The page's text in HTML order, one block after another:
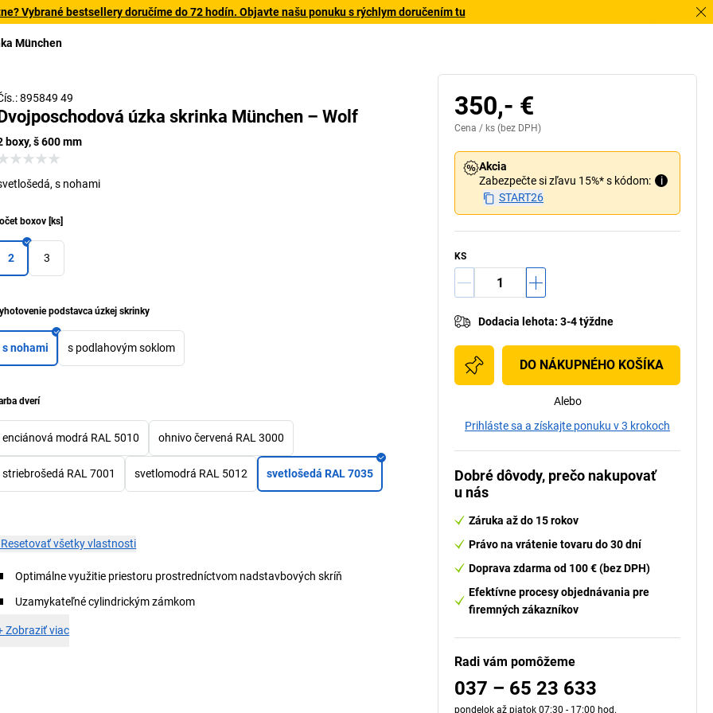
Vybrané bestsellery doručíme do 72 hodín. Objavte našu ponuku s rýchlym doručením tu
München
895849 49
úzka skrinka München – Wolf
boxy, š 600 mm
s nohami
boxov [ks]
2 3
podstavca úzkej skrinky
s nohami s podlahovým soklom
dverí
enciánová modrá RAL 5010 ohnivo červená RAL 3000
striebrošedá RAL 7001 svetlomodrá RAL 5012 svetlošedá RAL 7035
Resetovať všetky vlastnosti
Optimálne využitie priestoru prostredníctvom nadstavbových skríň
Uzamykateľné cylindrickým zámkom
Zobraziť viac
350,- €
Cena / ks (bez DPH)
Akcia
Zabezpečte si zľavu 15%* s kódom:
i
START26
KS
Dodacia lehota: 3-4 týždne
DO NÁKUPNÉHO KOŠÍKA
Alebo
Prihláste sa a získajte ponuku v 3 krokoch
Dobré dôvody, prečo nakupovať
u nás
Záruka až do 15 rokov
Právo na vrátenie tovaru do 30 dní
Doprava zdarma od 100 € (bez DPH)
Efektívne procesy objednávania pre
firemných zákazníkov
Radi vám pomôžeme
037 – 65 23 633
pondelok až piatok 07:30 - 17:00 hod.